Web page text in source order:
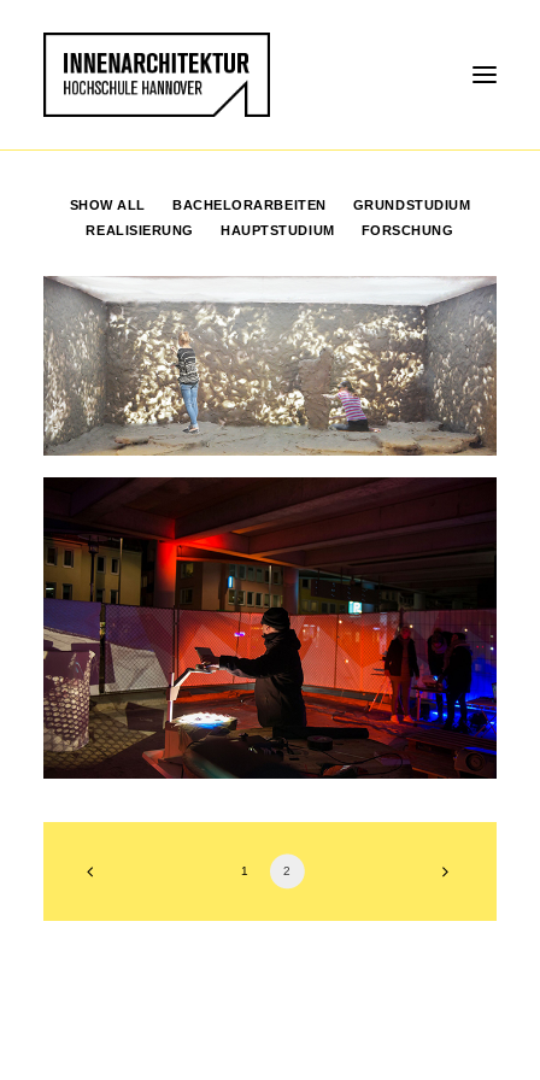
SHOW ALL BACHELORARBEITEN
GRUNDSTUDIUM
REALISIERUNG
HAUPTSTUDIUM FORSCHUNG
Grundstudium
Grundstudium, Realisierung
1 2